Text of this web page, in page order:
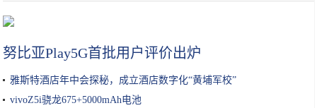
努比亚Play5G首批用户评价出炉
雅斯特酒店年中会探秘，成立酒店数字化“黄埔军校”
vivoZ5i骁龙675+5000mAh电池